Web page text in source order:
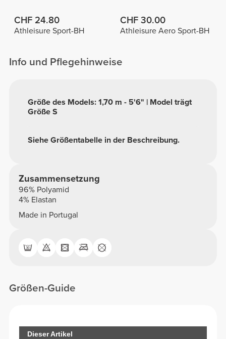
CHF 24.80
Athleisure Sport-BH
CHF 30.00
Athleisure Aero Sport-BH
Info und Pflegehinweise
Siehe Größentabelle in der Beschreibung.
Größe des Models: 1,70 m - 5'6" | Model trägt
Größe S
Zusammensetzung
96% Polyamid
4% Elastan
Made in Portugal
Größen-Guide
Dieser Artikel